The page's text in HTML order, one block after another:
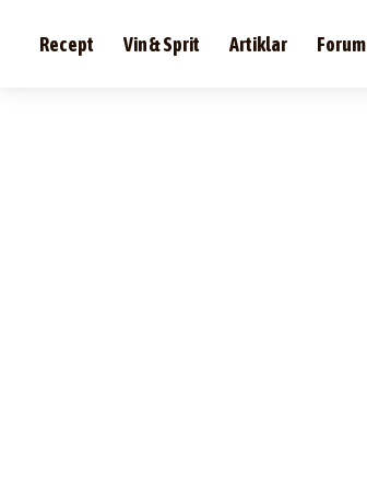
Recept Vin & Sprit Artiklar Forum